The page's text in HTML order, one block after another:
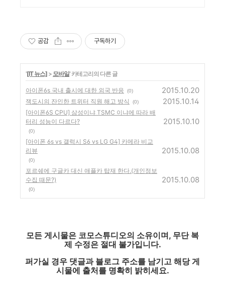
규 상품 업로드
공감 구독하기
'[IT 뉴스] > 모바일' 카테고리의 다른 글
아이폰6s 국내 출시에 대한 외국 반응 (0) 2015.10.20
잭도시의 잔인한 트위터 직원 해고 방식 (0) 2015.10.14
[아이폰6S CPU] 삼성이냐 TSMC 이냐에 따라 배
터리 성능이 다르다?
(0)
2015.10.10
[아이폰 6s vs 갤럭시 S6 vs LG G4] 카메라 비교
리뷰
(0)
2015.10.08
포르쉐에 구글카 대신 애플카 탑재 한다.(개인정보
수집 때문?)
(0)
2015.10.08
모든 게시물은 코모스튜디오의 소유이며, 무단 복
제 수정은 절대 불가입니다.
퍼가실 경우 댓글과 블로그 주소를 남기고 해당 게
시물에 출처를 명확히 밝히세요.